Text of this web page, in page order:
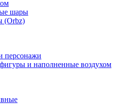
шары
(Orbz)
персонажи
и наполненные воздухом